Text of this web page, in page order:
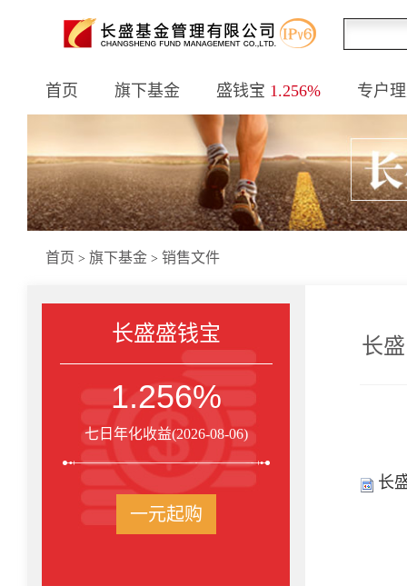
首页 旗下基金 盛钱宝 1.256% 专户
首页 > 旗下基金 > 销售文件
长盛盛钱宝
1.256%
七日年化收益(2026-08-06)
一元起购
长
长